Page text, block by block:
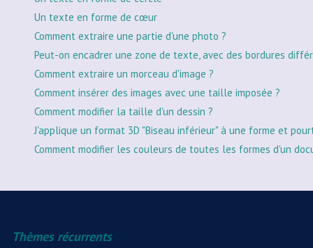
Un texte en forme de cœur
Comment extraire une partie d'une photo ?
Peut-on encadrer une zone de texte, avec des bordures
Comment extraire un morceau d'image ?
Comment insérer des images avec une taille imposée ?
Comment modifier la taille d'un dessin ?
J'applique un format 3D "Biseau inférieur" à une forme et
Comment modifier les couleurs de toutes les formes d'un
Thèmes récurrents